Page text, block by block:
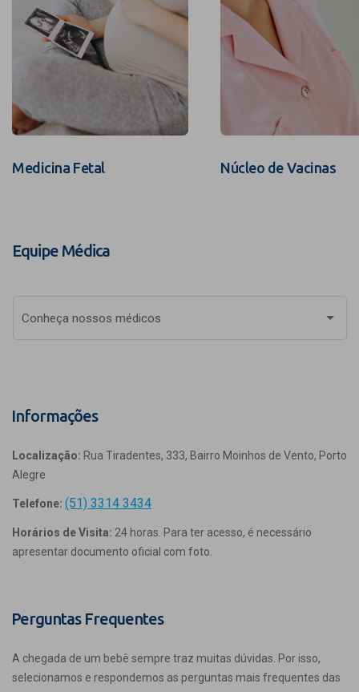
Medicina Fetal Núcleo de Vacinas
Equipe Médica
Conheça nossos médicos
Informações
Localização: Rua Tiradentes, 333, Bairro Moinhos de Vento, Porto
Alegre
Telefone: (51) 3314 3434
Horários de Visita: 24 horas. Para ter acesso, é necessário
apresentar documento oficial com foto.
Perguntas Frequentes
A chegada de um bebê sempre traz muitas dúvidas. Por isso,
selecionamos e respondemos as perguntas mais frequentes das